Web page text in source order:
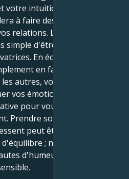
votre intuition sont à leur
à faire des choix
relations. Lorsque le Soleil
simple d'être sincère et de
En écrivant, en
en faisant des
autres, vous avez la
vos émotions d'une
pour vous et pour les
Prendre soin de soi et
peut être bénéfique
; néanmoins, il
d'humeur et à la